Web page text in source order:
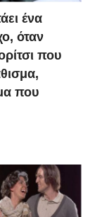
ένα
όταν
που
που